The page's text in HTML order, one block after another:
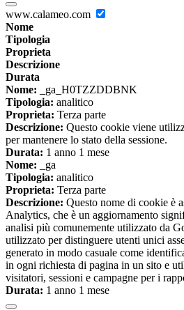
www.calameo.com
Nome
Tipologia
Proprieta
Descrizione
Durata
Nome: _ga_H0TZZDDBNK
Tipologia: analitico
Proprieta: Terza parte
Descrizione: Questo cookie viene
per mantenere lo stato della sessione.
Durata: 1 anno 1 mese
Nome: _ga
Tipologia: analitico
Proprieta: Terza parte
Descrizione: Questo nome di cookie è
Analytics, che è un aggiornamento
analisi più comunemente utilizzato da
utilizzato per distinguere utenti unici
generato in modo casuale come
in ogni richiesta di pagina in un sito e
visitatori, sessioni e campagne per i
Durata: 1 anno 1 mese